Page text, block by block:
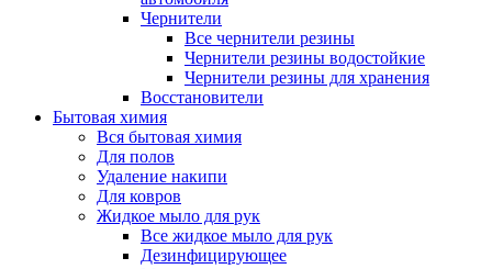
Чернители
Все чернители резины
Чернители резины водостойкие
Чернители резины для хранения
Восстановители
Бытовая химия
Вся бытовая химия
Для полов
Удаление накипи
Для ковров
Жидкое мыло для рук
Все жидкое мыло для рук
Дезинфицирующее